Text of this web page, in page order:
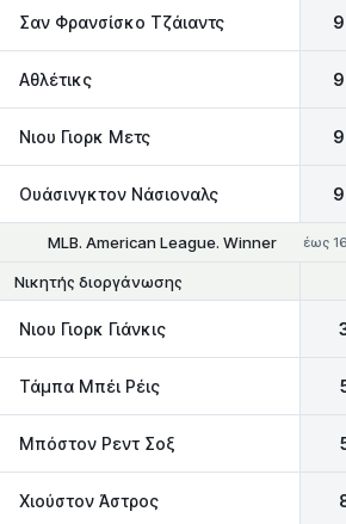
Σαν Φρανσίσκο Τζάιαντς
Αθλέτικς
Νιου Γιορκ Μετς
Ουάσινγκτον Νάσιοναλς
MLB. American League. Winner έως
Νικητής διοργάνωσης
Νιου Γιορκ Γιάνκις
Τάμπα Μπέι Ρέις
Μπόστον Ρεντ Σοξ
Χιούστον Άστρος